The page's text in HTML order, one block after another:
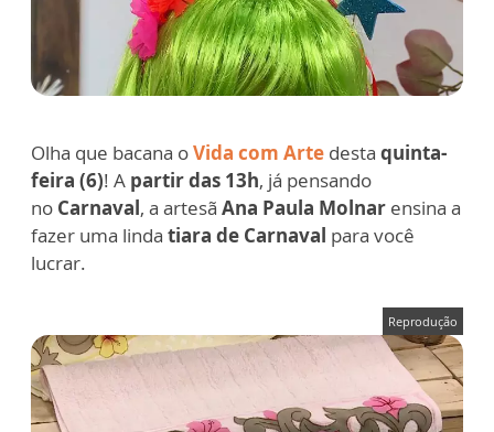
Olha que bacana oVida com Arte desta quinta-
feira (6)! A partir das 13h, já pensando
no Carnaval, a artesã Ana Paula Molnar ensina a
fazer uma linda tiara de Carnaval para você
lucrar.
Reprodução